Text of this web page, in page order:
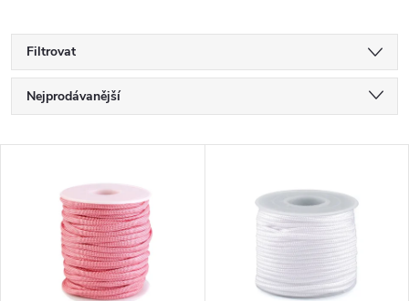
Filtrovat
Ř
a
Nejprodávanější
Abecedně